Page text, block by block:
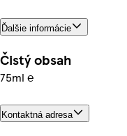
Ďalšie informácie
Čistý obsah
75ml ℮
Kontaktná adresa